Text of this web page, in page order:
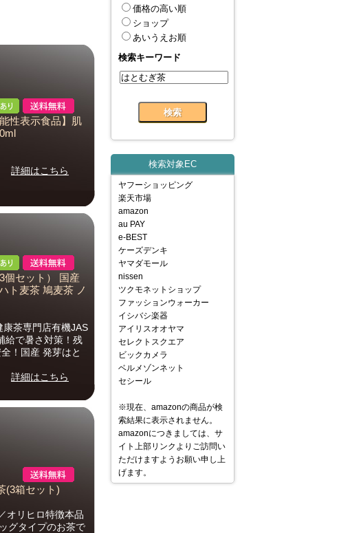
性表示食品】肌
詳細はこちら
個セット） 国産
ト麦茶 鳩麦茶 ノ
茶専門店有機JAS
給で暑さ対策！残
！国産 発芽はと
詳細はこちら
(3箱セット)
オリヒロ特徴本品
グタイプのお茶で
価格の高い順
ショップ
あいうえお順
検索キーワード
検索対象EC
ヤフーショッピング
楽天市場
amazon
au PAY
e-BEST
ケーズデンキ
ヤマダモール
nissen
ツクモネットショップ
ファッションウォーカー
イシバシ楽器
アイリスオオヤマ
セレクトスクエア
ビックカメラ
ベルメゾンネット
セシール
※現在、amazonの商品が検
索結果に表示されません。
amazonにつきましては、サ
イト上部リンクよりご訪問い
ただけますようお願い申し上
げます。